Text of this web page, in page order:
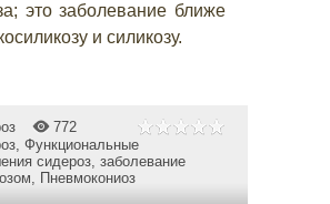
это заболевание ближе
и силикозу.
772
, Функциональные
сидероз, заболевание
, Пневмокониоз